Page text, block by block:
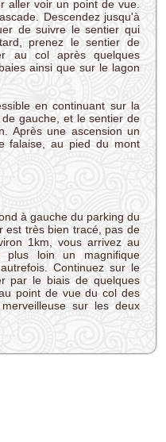
aller voir un point de vue.
Descendez jusqu'à
de suivre le sentier qui
prenez le sentier de
au col après quelques
ainsi que sur le lagon
en continuant sur la
gauche, et le sentier de
Après une ascension un
falaise, au pied du mont
à gauche du parking du
est très bien tracé, pas de
1km, vous arrivez au
plus loin un magnifique
Continuez sur le
par le biais de quelques
point de vue du col des
sur les deux